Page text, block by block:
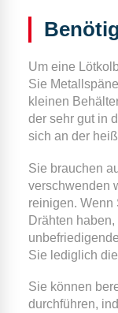
Um eine
Sie
kleinen
der sehr gut in
sich an der
Sie brauchen
verschwenden
reinigen. Wenn
Drähten
Sie lediglich
Sie können
durchführen,